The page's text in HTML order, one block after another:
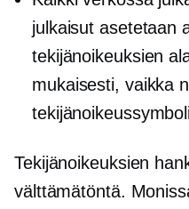
julkaisut asetetaan
tekijänoikeuksien
mukaisesti, vaikka
Tekijänoikeuksien
välttämätöntä.